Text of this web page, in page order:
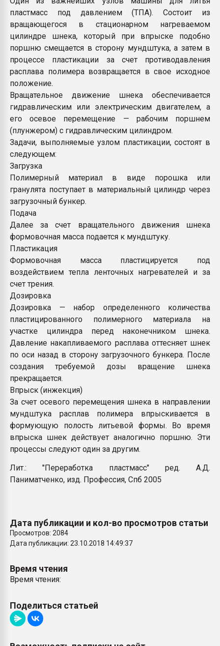
покупка, обмен
ПЕРЕЙТИ НА
пластмасс под давлением (ТПА). Состоит из
вращающегося в стационарном нагреваемом
цилиндре шнека, который при впрыске подобно
поршню смещается в сторону мундштука, а затем в
процессе пластикации за счет противодавления
расплава полимера возвращается в свое исходное
положение.
Вращательное движение шнека обеспечивается
гидравлическим или электрическим двигателем, а
его осевое перемещение — рабочим поршнем
(плунжером) с гидравлическим цилиндром.
Задачи, выполняемые узлом пластикации, состоят в
следующем:
Загрузка
Полимерный материал в виде порошка или
гранулята поступает в материальный цилиндр через
загрузочный бункер.
Подача
Далее за счет вращательного движения шнека
формовочная масса подается к мундштуку.
Пластикация
Формовочная масса пластицируется под
воздействием тепла ленточных нагревателей и за
счет трения.
Дозировка
Дозировка — набор определенного количества
пластицированного полимерного материала на
участке цилиндра перед наконечником шнека.
Давление накапливаемого расплава оттесняет шнек
по оси назад в сторону загрузочного бункера. После
создания требуемой дозы вращение шнека
прекращается.
Впрыск (инжекция)
За счет осевого перемещения шнека в направлении
мундштука расплав полимера впрыскивается в
формующую полость литьевой формы. Во время
впрыска шнек действует аналогично поршню. Эти
процессы следуют один за другим.
Лит.: "Переработка пластмасс" ред. А.Д.
Паниматченко, изд. Профессия, Спб 2005
Дата публикации и кол-во просмотров статьи
Просмотров: 2084
Дата публикации: 23.10.2018 14:49:37
Время чтения
Время чтения:
Поделиться статьей